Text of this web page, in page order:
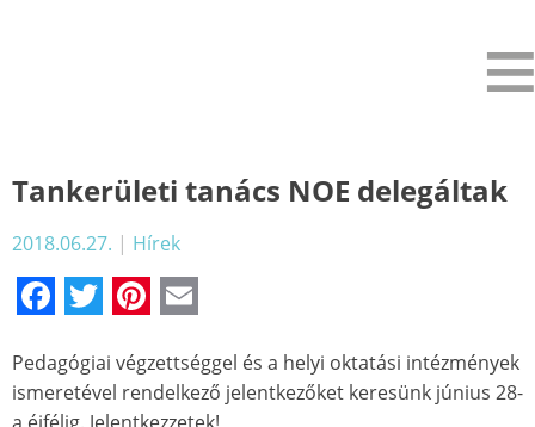
Tankerületi tanács NOE delegáltak
2018.06.27. | Hírek
Facebook
TwitterPinterest
Pedagógiai végzettséggel és a helyi oktatási intézmények
ismeretével rendelkező jelentkezőket keresünk június 28-